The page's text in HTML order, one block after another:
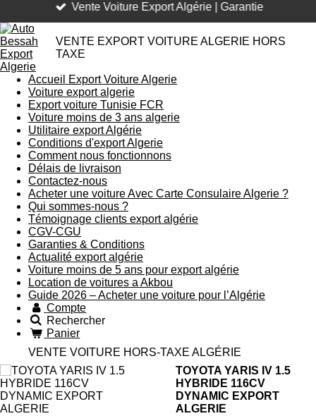
Vente Voiture Export Algérie | Garantie
VENTE EXPORT VOITURE ALGERIE HORS
TAXE
Accueil Export Voiture Algerie
Voiture export algerie
Export voiture Tunisie FCR
Voiture moins de 3 ans algerie
Utilitaire export Algérie
Conditions d'export Algerie
Comment nous fonctionnons
Délais de livraison
Contactez-nous
Acheter une voiture Avec Carte Consulaire Algerie ?
Qui sommes-nous ?
Témoignage clients export algérie
CGV-CGU
Garanties & Conditions
Actualité export algérie
Voiture moins de 5 ans pour export algérie
Location de voitures a Akbou
Guide 2026 – Acheter une voiture pour l’Algérie
Compte
Rechercher
Panier
VENTE VOITURE HORS-TAXE ALGÉRIE
TOYOTA YARIS IV 1.5
HYBRIDE 116CV
DYNAMIC EXPORT
ALGERIE